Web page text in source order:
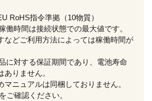
RoHS指令準拠（10物質）
働時間は接続状態での最大値です。
などご利用方法によっては稼働時間が
に対する保証期間であり、電池寿命
ありません。
ニュアルは同梱しておりません。
ご確認ください。